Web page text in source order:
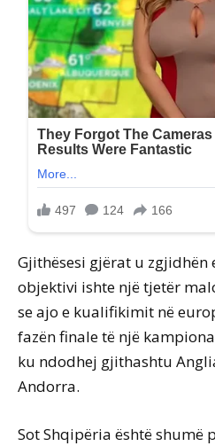
Gjithësesi gjërat u zgjidhën
objektivi ishte një tjetër
se ajo e kualifikimit në
fazën finale të një
ku ndodhej gjithashtu
Andorra.
Sot Shqipëria është shumë